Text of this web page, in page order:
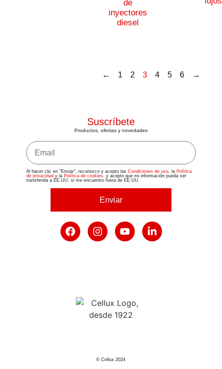
de
inyectores
diesel
← 1 2 3 4 5 6 →
Suscríbete
Productos, ofertas y novedades
Al hacer clic en "Enviar", reconozco y acepto las Condiciones de uso, la Política
de privacidad y la Política de cookies, y acepto que mi información pueda ser
transferida a EE.UU. si me encuentro fuera de EE.UU.
Enviar
© Cellux 2024